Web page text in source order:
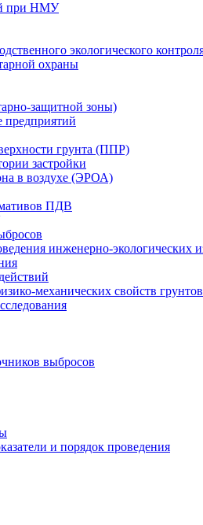
при НМУ
экологического
охраны
защитной зоны)
предприятий
грунта (ППР)
застройки
в воздухе (ЭРОА)
ПДВ
инженерно-
механических свойств грунтов
выбросов
и порядок проведения